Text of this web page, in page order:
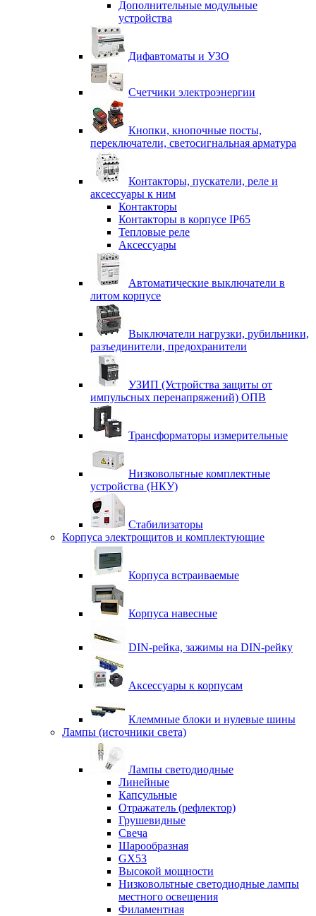
Дополнительные модульные
устройства
Дифавтоматы и УЗО
Счетчики электроэнергии
Кнопки, кнопочные посты,
переключатели, светосигнальная арматура
Контакторы, пускатели, реле и
аксессуары к ним
Контакторы
Контакторы в корпусе IP65
Тепловые реле
Аксессуары
Автоматические выключатели в
литом корпусе
Выключатели нагрузки, рубильники,
разъединители, предохранители
УЗИП (Устройства защиты от
импульсных перенапряжений) ОПВ
Трансформаторы измерительные
Низковольтные комплектные
устройства (НКУ)
Стабилизаторы
Корпуса электрощитов и комплектующие
Корпуса встраиваемые
Корпуса навесные
DIN-рейка, зажимы на DIN-рейку
Аксессуары к корпусам
Клеммные блоки и нулевые шины
Лампы (источники света)
Лампы светодиодные
Линейные
Капсульные
Отражатель (рефлектор)
Грушевидные
Свеча
Шарообразная
GX53
Высокой мощности
Низковольтные светодиодные лампы
местного освещения
Филаментная